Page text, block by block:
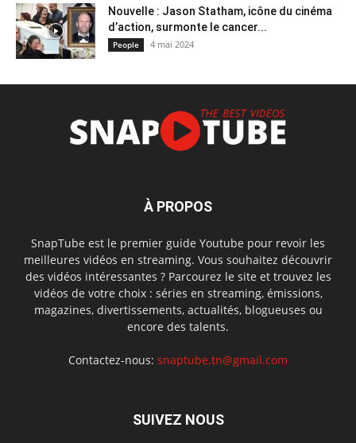
Nouvelle : Jason Statham, icône du cinéma
d’action, surmonte le cancer...
People 4 mai 2024
À PROPOS
SnapTube est le premier guide Youtube pour revoir les
meilleures vidéos en streaming. Vous souhaitez découvrir
des vidéos intéressantes ? Parcourez le site et trouvez les
vidéos de votre choix : séries en streaming, émissions,
magazines, divertissements, actualités, blogueuses ou
encore des talents.
Contactez-nous: snaptube.tn@gmail.com
SUIVEZ NOUS